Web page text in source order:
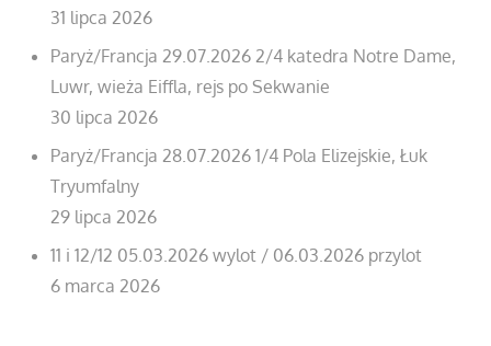
31 lipca 2026
Paryż/Francja 29.07.2026 2/4 katedra Notre Dame,
Luwr, wieża Eiffla, rejs po Sekwanie
30 lipca 2026
Paryż/Francja 28.07.2026 1/4 Pola Elizejskie, Łuk
Tryumfalny
29 lipca 2026
11 i 12/12 05.03.2026 wylot / 06.03.2026 przylot
6 marca 2026